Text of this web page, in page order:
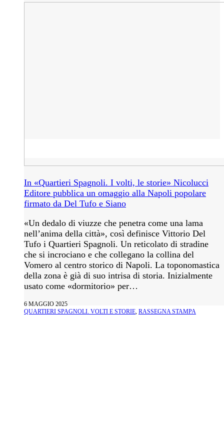
In «Quartieri Spagnoli. I volti, le storie» Nicolucci
Editore pubblica un omaggio alla Napoli popolare
firmato da Del Tufo e Siano
«Un dedalo di viuzze che penetra come una lama
nell’anima della città», così definisce Vittorio Del
Tufo i Quartieri Spagnoli. Un reticolato di stradine
che si incrociano e che collegano la collina del
Vomero al centro storico di Napoli. La toponomastica
della zona è già di suo intrisa di storia. Inizialmente
usato come «dormitorio» per…
6 MAGGIO 2025
QUARTIERI SPAGNOLI. VOLTI E STORIE, RASSEGNA STAMPA